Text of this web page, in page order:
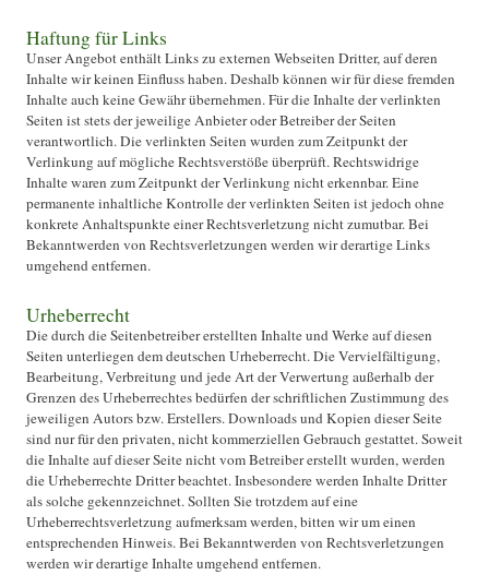
Haftung für Links
Unser Angebot enthält Links zu externen Webseiten Dritter, auf deren
Inhalte wir keinen Einfluss haben. Deshalb können wir für diese fremden
Inhalte auch keine Gewähr übernehmen. Für die Inhalte der verlinkten
Seiten ist stets der jeweilige Anbieter oder Betreiber der Seiten
verantwortlich. Die verlinkten Seiten wurden zum Zeitpunkt der
Verlinkung auf mögliche Rechtsverstöße überprüft. Rechtswidrige
Inhalte waren zum Zeitpunkt der Verlinkung nicht erkennbar. Eine
permanente inhaltliche Kontrolle der verlinkten Seiten ist jedoch ohne
konkrete Anhaltspunkte einer Rechtsverletzung nicht zumutbar. Bei
Bekanntwerden von Rechtsverletzungen werden wir derartige Links
umgehend entfernen.
Urheberrecht
Die durch die Seitenbetreiber erstellten Inhalte und Werke auf diesen
Seiten unterliegen dem deutschen Urheberrecht. Die Vervielfältigung,
Bearbeitung, Verbreitung und jede Art der Verwertung außerhalb der
Grenzen des Urheberrechtes bedürfen der schriftlichen Zustimmung des
jeweiligen Autors bzw. Erstellers. Downloads und Kopien dieser Seite
sind nur für den privaten, nicht kommerziellen Gebrauch gestattet. Soweit
die Inhalte auf dieser Seite nicht vom Betreiber erstellt wurden, werden
die Urheberrechte Dritter beachtet. Insbesondere werden Inhalte Dritter
als solche gekennzeichnet. Sollten Sie trotzdem auf eine
Urheberrechtsverletzung aufmerksam werden, bitten wir um einen
entsprechenden Hinweis. Bei Bekanntwerden von Rechtsverletzungen
werden wir derartige Inhalte umgehend entfernen.